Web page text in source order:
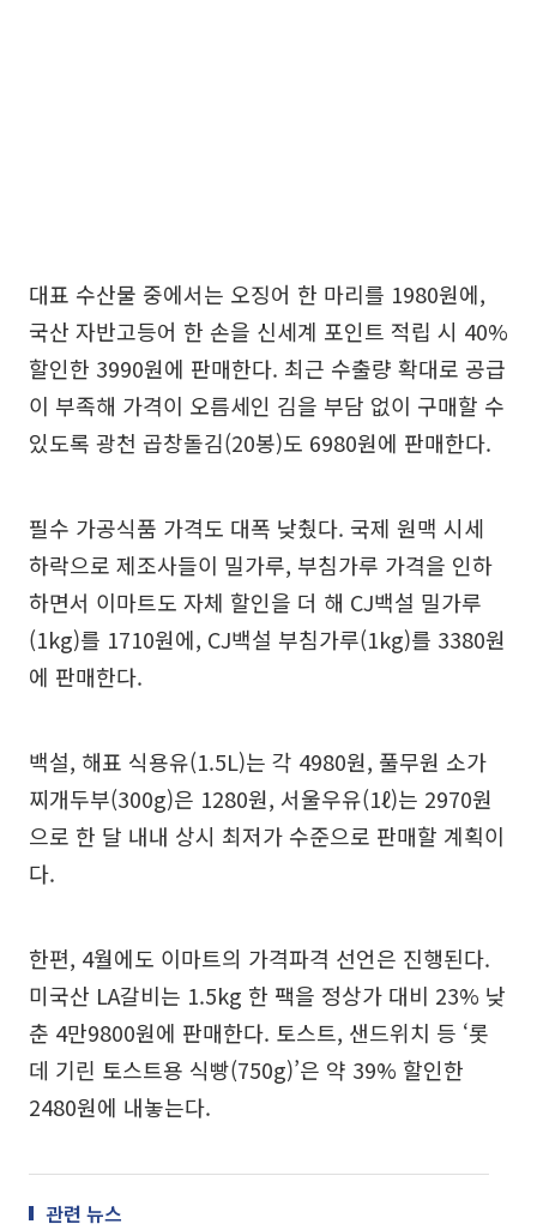
대표 수산물 중에서는 오징어 한 마리를 1980원에,
국산 자반고등어 한 손을 신세계 포인트 적립 시 40%
할인한 3990원에 판매한다. 최근 수출량 확대로 공급
이 부족해 가격이 오름세인 김을 부담 없이 구매할 수
있도록 광천 곱창돌김(20봉)도 6980원에 판매한다.
필수 가공식품 가격도 대폭 낮췄다. 국제 원맥 시세
하락으로 제조사들이 밀가루, 부침가루 가격을 인하
하면서 이마트도 자체 할인을 더 해 CJ백설 밀가루
(1kg)를 1710원에, CJ백설 부침가루(1kg)를 3380원
에 판매한다.
백설, 해표 식용유(1.5L)는 각 4980원, 풀무원 소가
찌개두부(300g)은 1280원, 서울우유(1ℓ)는 2970원
으로 한 달 내내 상시 최저가 수준으로 판매할 계획이
다.
한편, 4월에도 이마트의 가격파격 선언은 진행된다.
미국산 LA갈비는 1.5kg 한 팩을 정상가 대비 23% 낮
춘 4만9800원에 판매한다. 토스트, 샌드위치 등 ‘롯
데 기린 토스트용 식빵(750g)’은 약 39% 할인한
2480원에 내놓는다.
관련 뉴스